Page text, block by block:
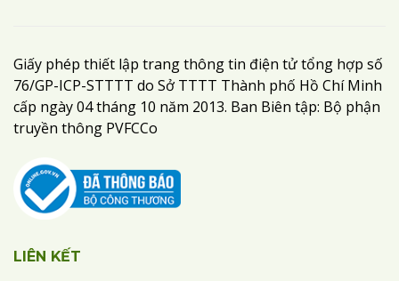
Giấy phép thiết lập trang thông tin điện tử tổng hợp số
76/GP-ICP-STTTT do Sở TTTT Thành phố Hồ Chí Minh
cấp ngày 04 tháng 10 năm 2013. Ban Biên tập: Bộ phận
truyền thông PVFCCo
LIÊN KẾT